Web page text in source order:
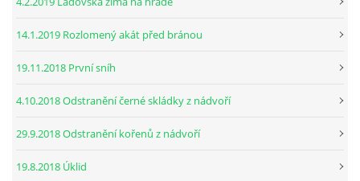
14.1.2019 Rozlomený akát před bránou
19.11.2018 První sníh
4.10.2018 Odstranění černé skládky z nádvoří
29.9.2018 Odstranění kořenů z nádvoří
19.8.2018 Úklid